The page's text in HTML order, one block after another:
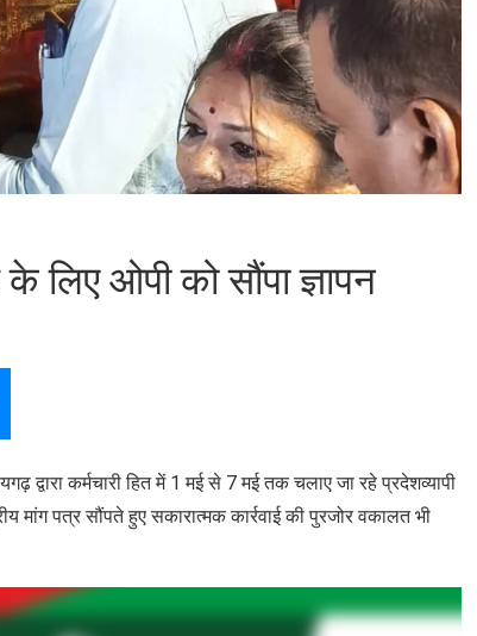
ओपी को सौंपा ज्ञापन
द्वारा कर्मचारी हित में 1 मई से 7 मई तक चलाए जा रहे प्रदेशव्यापी
मांग पत्र सौंपते हुए सकारात्मक कार्रवाई की पुरजोर वकालत भी